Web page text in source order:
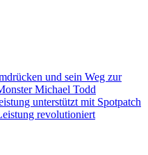
und sein Weg zur
revolutioniert